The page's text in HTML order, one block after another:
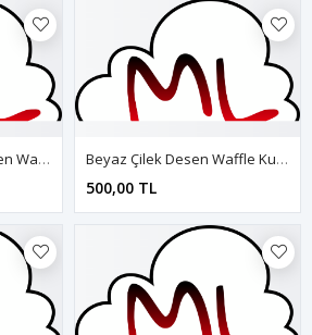
Beyaz Büyük Kalp Desen Waffle Kumaş Pijama Takımı Beyaz Çilek Desen Waffle Kumaş Pijama Takımı
500,00 TL